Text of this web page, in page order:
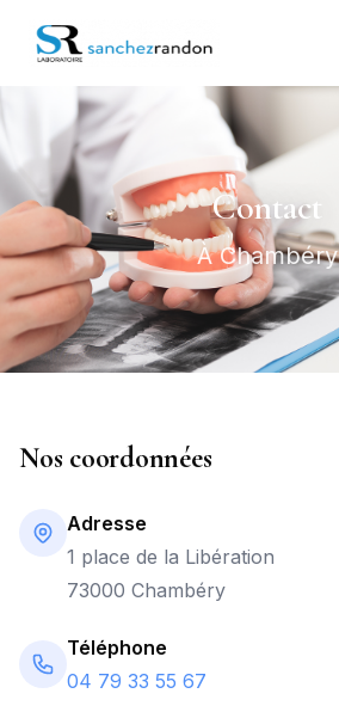
Contact
À Chambéry
Nos coordonnées
Adresse
1 place de la Libération
73000 Chambéry
Téléphone
04 79 33 55 67